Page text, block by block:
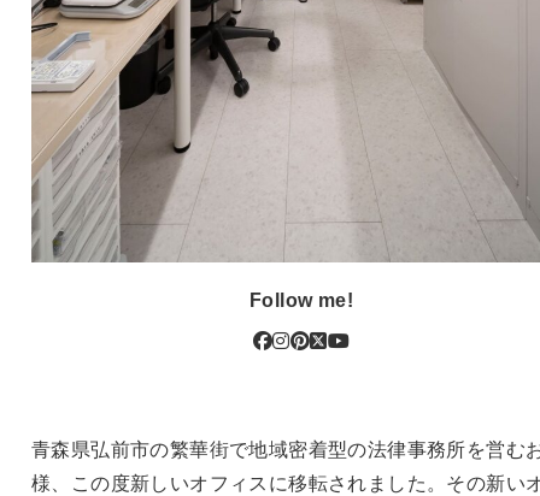
Follow me!
青森県弘前市の繁華街で地域密着型の法律事務所を営む
様、この度新しいオフィスに移転されました。その新い